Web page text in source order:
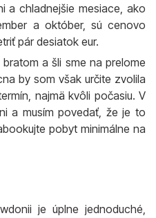
a chladnejšie mesiace, ako
a október, sú cenovo
pár desiatok eur.
a šli sme na prelome
by som však určite zvolila
najmä kvôli počasiu. V
a musím povedať, že je to
pobyt minimálne na
je úplne jednoduché,